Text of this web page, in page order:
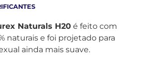
Naturals H20 é feito com
naturais e foi projetado para
ainda mais suave.